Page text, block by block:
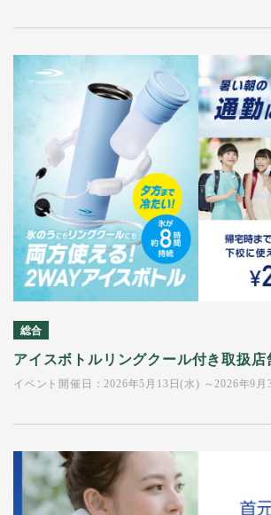
総合
アイスボトルリングクール付き取扱店
イベント開催日：2026年5月13日(水) ～2026年9月